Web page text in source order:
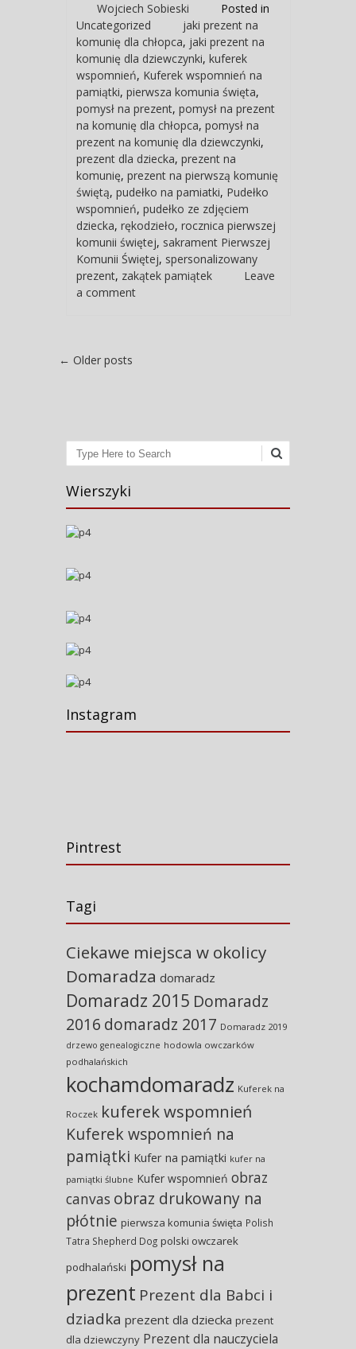
Wojciech Sobieski
Posted in
Uncategorized
jaki prezent na
komunię dla chłopca, jaki prezent na
komunię dla dziewczynki,kuferek
wspomnień, Kuferek wspomnień na
pamiątki,pierwsza komunia święta,
pomysł na prezent,pomysł na prezent
na komunię dla chłopca,pomysł na
prezent na komunię dla dziewczynki,
prezent dla dziecka,prezent na
komunię,prezent na pierwszą komunię
świętą,pudełko na pamiatki, Pudełko
wspomnień,pudełko ze zdjęciem
dziecka,rękodzieło,rocznica pierwszej
komunii świętej, sakrament Pierwszej
Komunii Świętej, spersonalizowany
prezent, zakątek pamiątek
Leave
a comment
Post navigation
← Older posts
Search
Wierszyki
Instagram
Pintrest
Tagi
Ciekawe miejsca w okolicy
Domaradza domaradz
Domaradz 2015 Domaradz
2016 domaradz 2017 Domaradz 2019
drzewo genealogiczne hodowla owczarków
podhalańskich
kochamdomaradz Kuferek na
Roczek kuferek wspomnień
Kuferek wspomnień na
pamiątki Kufer na pamiątki kufer na
pamiątki ślubne Kufer wspomnień obraz
canvas obraz drukowany na
płótnie pierwsza komunia święta Polish
Tatra Shepherd Dog polski owczarek
podhalański pomysł na
prezent Prezent dla Babci i
dziadka prezent dla dziecka prezent
dla dziewczyny Prezent dla nauczyciela